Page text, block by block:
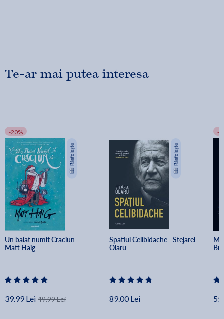
Te-ar mai putea interesa
-20%
Un baiat numit Craciun -
Matt Haig
39.99 Lei 49.99 Lei
Spatiul Celibidache - Stejarel
Olaru
89.00 Lei
-